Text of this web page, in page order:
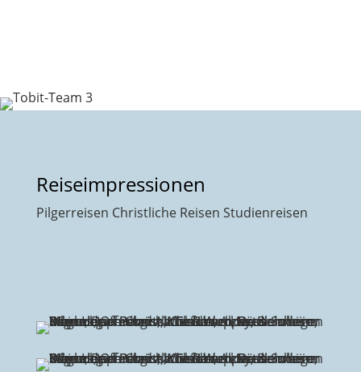
Reiseimpressionen
Pilgerreisen Christliche Reisen Studienreisen